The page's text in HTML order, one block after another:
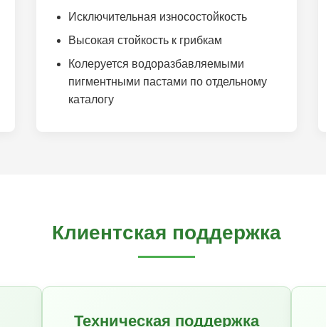
Исключительная износостойкость
Высокая стойкость к грибкам
Колеруется водоразбавляемыми
пигментными пастами по отдельному
каталогу
Клиентская поддержка
Техническая поддержка